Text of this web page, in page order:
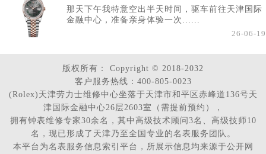
那天下午我特意空出半天时间，驱车前往天津国际
金融中心，准备亲身体验一次......
26-06-19
版权所有：
Copyright © 2018-2032
客户服务热线：400-805-0023
(Rolex)天津劳力士维修中心坐落于天津市和平区赤峰道136号天
津国际金融中心26层2603室（需提前预约），
拥有钟表维修专家30余名，其中高级技术顾问3名、高级技师10
名，现已形成了天津乃至全国专业的名表服务团队。
本平台为名表服务信息索引平台，所展示信息均来源于公开网